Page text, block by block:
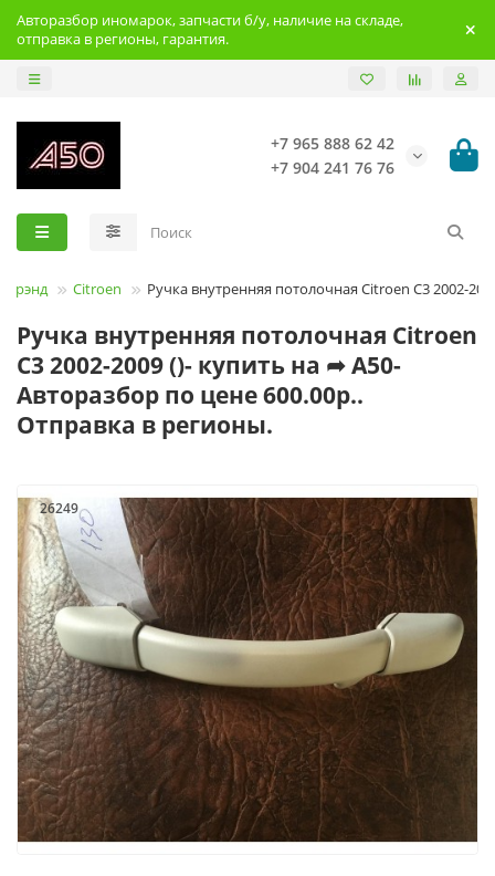
Авторазбор иномарок, запчасти б/у, наличие на складе,
отправка в регионы, гарантия.
+7 965 888 62 42
+7 904 241 76 76
Брэнд Citroen Ручка внутренняя потолочная Citroen C3 2002-
Ручка внутренняя потолочная Citroen
C3 2002-2009 ()- купить на ➦ А50-
Авторазбор по цене 600.00р..
Отправка в регионы.
26249